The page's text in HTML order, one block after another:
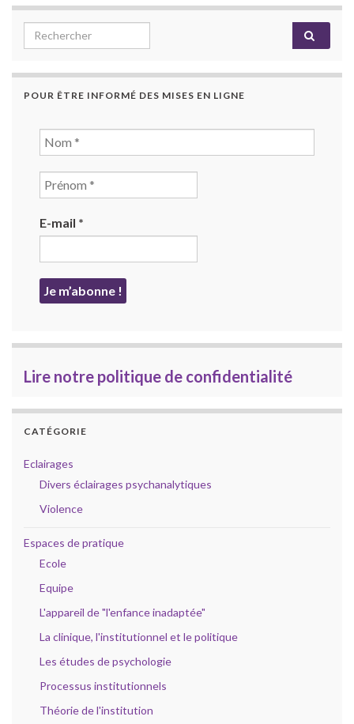
Search for:
POUR ÊTRE INFORMÉ DES MISES EN LIGNE
E-mail *
Lire notre politique de confidentialité
CATÉGORIE
Eclairages
Divers éclairages psychanalytiques
Violence
Espaces de pratique
Ecole
Equipe
L'appareil de "l'enfance inadaptée"
La clinique, l'institutionnel et le politique
Les études de psychologie
Processus institutionnels
Théorie de l'institution